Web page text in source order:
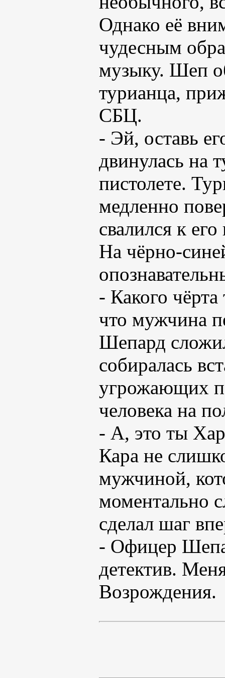
Однако её
чудесным
музыку. Шеп
турианца,
СБЦ.
- Эй, оставь
двинулась на
пистолете.
медленно
свалился к
На чёрно-
- Какого
что мужчина
Шепард
собиралась
угрожающих
человека на
- А, это ты
Кара не
мужчиной,
моментально
сделал шаг
- Офицер
детектив.
Возрождения.